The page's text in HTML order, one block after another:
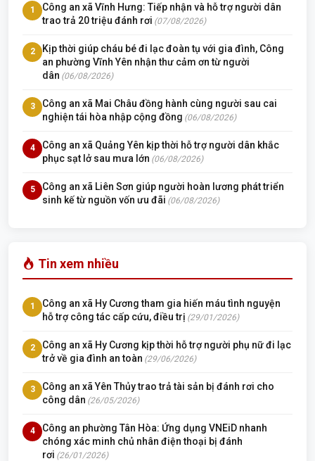
1
Công an xã Vĩnh Hưng: Tiếp nhận và hỗ trợ người dân
trao trả 20 triệu đánh rơi (07/08/2026)
2
Kịp thời giúp cháu bé đi lạc đoàn tụ với gia đình, Công
an phường Vĩnh Yên nhận thư cảm ơn từ người
dân (06/08/2026)
3
Công an xã Mai Châu đồng hành cùng người sau cai
nghiện tái hòa nhập cộng đồng (06/08/2026)
4
Công an xã Quảng Yên kịp thời hỗ trợ người dân khắc
phục sạt lở sau mưa lớn (06/08/2026)
5
Công an xã Liên Sơn giúp người hoàn lương phát triển
sinh kế từ nguồn vốn ưu đãi (06/08/2026)
Tin xem nhiều
1
Công an xã Hy Cương tham gia hiến máu tình nguyện
hỗ trợ công tác cấp cứu, điều trị (29/01/2026)
2
Công an xã Hy Cương kịp thời hỗ trợ người phụ nữ đi lạc
trở về gia đình an toàn (29/06/2026)
3
Công an xã Yên Thủy trao trả tài sản bị đánh rơi cho
công dân (26/05/2026)
4
Công an phường Tân Hòa: Ứng dụng VNEiD nhanh
chóng xác minh chủ nhân điện thoại bị đánh
rơi (26/01/2026)